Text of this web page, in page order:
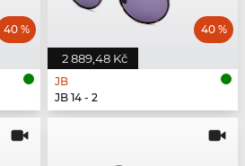
40 %
2 889,48 Kč
40 %
JB
JB 14 - 2